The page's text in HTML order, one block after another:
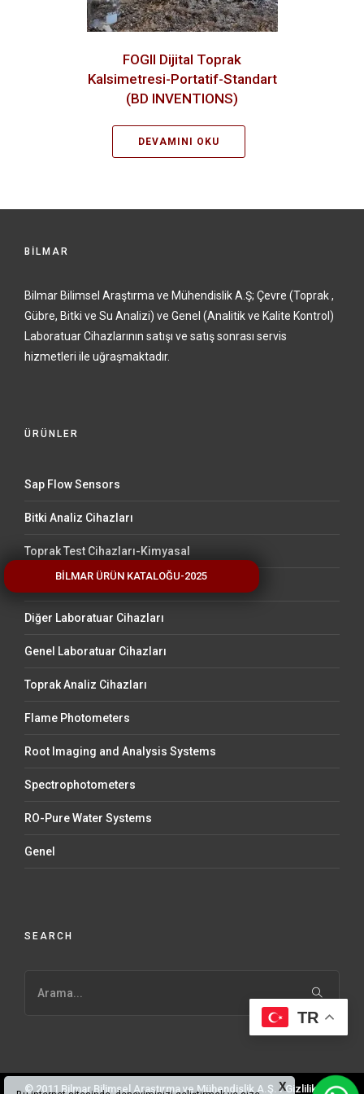
FOGII Dijital Toprak
Kalsimetresi-Portatif-Standart
(BD INVENTIONS)
DEVAMINI OKU
BİLMAR
Bilmar Bilimsel Araştırma ve Mühendislik A.Ş; Çevre (Toprak ,
Gübre, Bitki ve Su Analizi) ve Genel (Analitik ve Kalite Kontrol)
Laboratuar Cihazlarının satışı ve satış sonrası servis
hizmetleri ile uğraşmaktadır.
ÜRÜNLER
Sap Flow Sensors
Bitki Analiz Cihazları
Toprak Test Cihazları-Kimyasal
Stem Water Content Sensors
Diğer Laboratuar Cihazları
Genel Laboratuar Cihazları
Toprak Analiz Cihazları
Flame Photometers
Root Imaging and Analysis Systems
Spectrophotometers
RO-Pure Water Systems
Genel
SEARCH
© 2011 Bilmar Bilimsel Araştırma ve Mühendislik A.Ş. IGizlilik ve
TR
X
BİLMAR ÜRÜN KATALOĞU-2025